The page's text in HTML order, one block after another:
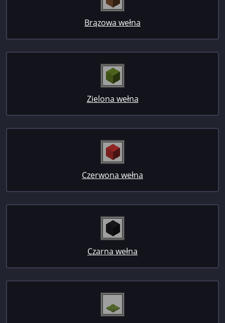
Brązowa wełna
Zielona wełna
Czerwona wełna
Czarna wełna